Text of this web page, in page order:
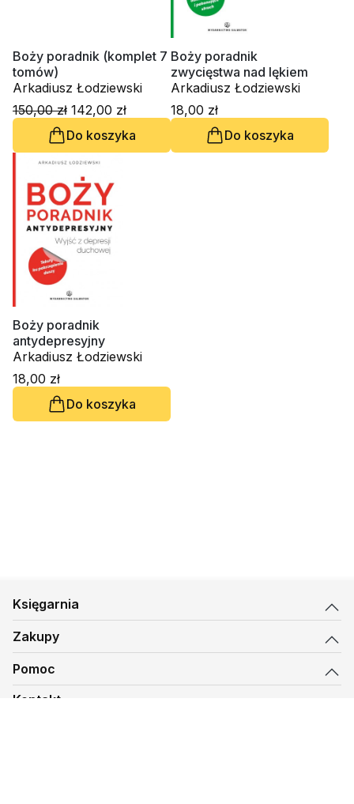
Boży poradnik (komplet 7
tomów)
Arkadiusz Łodziewski
150,00 zł 142,00 zł
Do koszyka
Boży poradnik
zwycięstwa nad lękiem
Arkadiusz Łodziewski
18,00 zł
Do koszyka
Boży poradnik
antydepresyjny
Arkadiusz Łodziewski
18,00 zł
Do koszyka
Księgarnia
Zakupy
Pomoc
Kontakt